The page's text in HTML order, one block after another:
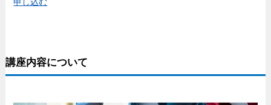
講座内容について